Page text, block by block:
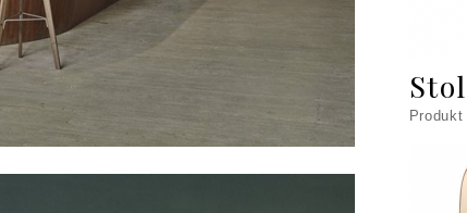
Produkt